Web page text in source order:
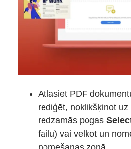
Atlasiet PDF
rediģēt, noklikšķinot uz
redzamās pogas
failu) vai velkot un